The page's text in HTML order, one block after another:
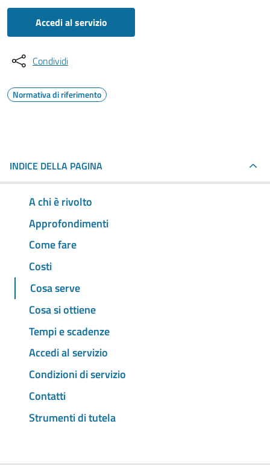
Accedi al servizio
Condividi
Normativa di riferimento
INDICE DELLA PAGINA
A chi è rivolto
Approfondimenti
Come fare
Costi
Cosa serve
Cosa si ottiene
Tempi e scadenze
Accedi al servizio
Condizioni di servizio
Contatti
Strumenti di tutela